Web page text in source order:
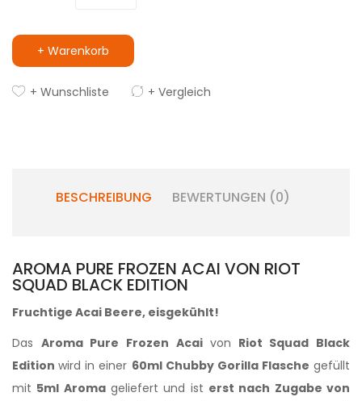
+ Warenkorb
+ Wunschliste + Vergleich
BESCHREIBUNG BEWERTUNGEN (0)
AROMA PURE FROZEN ACAI VON RIOT
SQUAD BLACK EDITION
Fruchtige Acai Beere, eisgekühlt!
Das Aroma Pure Frozen Acaivon Riot Squad Black
Editionwird in einer 60ml Chubby Gorilla Flasche gefüllt
mit 5ml Aromageliefert und ist erst nach Zugabe von